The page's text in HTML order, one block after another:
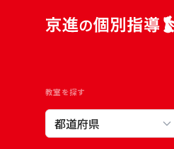
教室を探す